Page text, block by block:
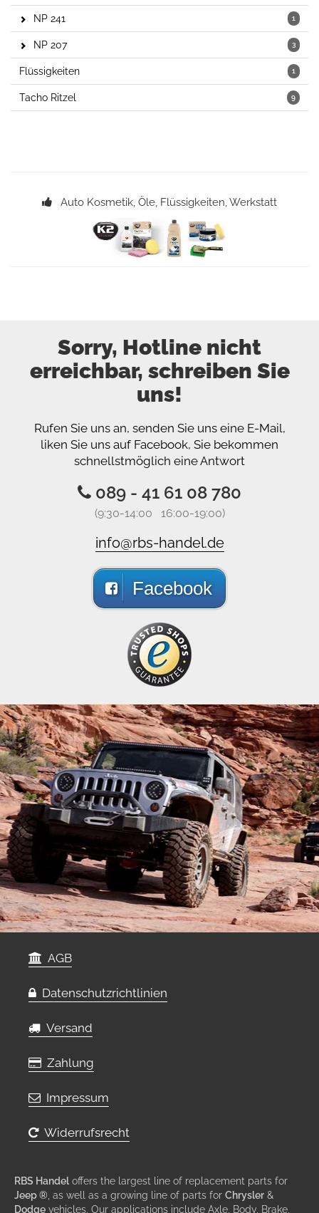
1
NP 241
3
NP 207
1
Flüssigkeiten
9
Tacho Ritzel
Auto Kosmetik, Öle, Flüssigkeiten, Werkstatt
Sorry, Hotline nicht
erreichbar, schreiben Sie
uns!
Rufen Sie uns an, senden Sie uns eine E-Mail,
liken Sie uns auf Facebook, Sie bekommen
schnellstmöglich eine Antwort
089 - 41 61 08 780
(9:30-14:00 16:00-19:00)
info@rbs-handel.de
Facebook
AGB
Datenschutzrichtlinien
Versand
Zahlung
Impressum
Widerrufsrecht
RBS Handel offers the largest line of replacement parts for
Jeep ® , as well as a growing line of parts for Chrysler &
Dodge vehicles. Our applications include Axle, Body, Brake,